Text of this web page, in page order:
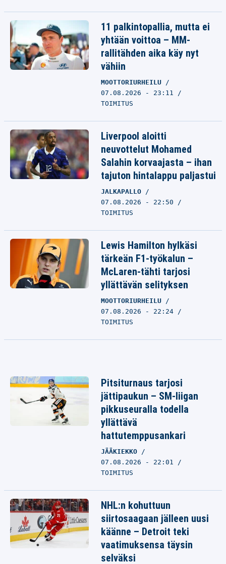
11 palkintopallia, mutta ei
yhtään voittoa – MM-
rallitähden aika käy nyt
vähiin
MOOTTORIURHEILU
07.08.2026 - 23:11
TOIMITUS
Liverpool aloitti
neuvottelut Mohamed
Salahin korvaajasta – ihan
tajuton hintalappu paljastui
JALKAPALLO
07.08.2026 - 22:50
TOIMITUS
Lewis Hamilton hylkäsi
tärkeän F1-työkalun –
McLaren-tähti tarjosi
yllättävän selityksen
MOOTTORIURHEILU
07.08.2026 - 22:24
TOIMITUS
Pitsiturnaus tarjosi
jättipaukun – SM-liigan
pikkuseuralla todella
yllättävä
hattutemppusankari
JÄÄKIEKKO
07.08.2026 - 22:01
TOIMITUS
NHL:n kohuttuun
siirtosaagaan jälleen uusi
käänne – Detroit teki
vaatimuksensa täysin
selväksi